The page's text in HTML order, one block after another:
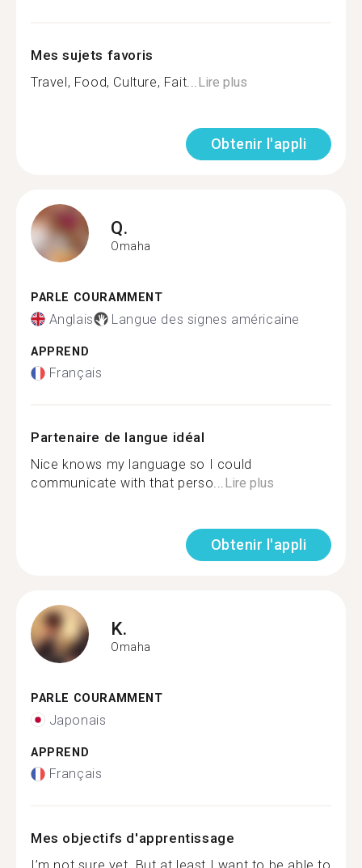
Mes sujets favoris
Travel, Food, Culture, Fait...Lire plus
Obtenir l'appli
Q.
Omaha
PARLE COURAMMENT
Anglais Langue des signes américaine
APPREND
Français
Partenaire de langue idéal
Nice knows my language so I could
communicate with that perso...Lire plus
Obtenir l'appli
K.
Omaha
PARLE COURAMMENT
Japonais
APPREND
Français
Mes objectifs d'apprentissage